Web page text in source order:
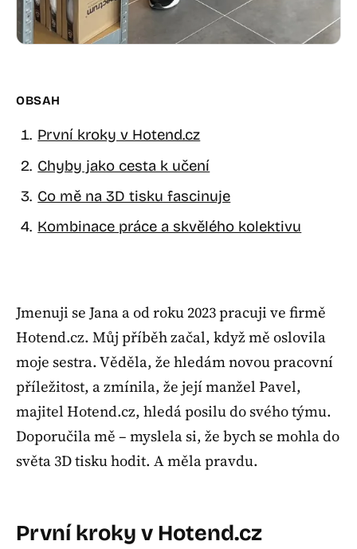
OBSAH
První kroky v Hotend.cz
Chyby jako cesta k učení
Co mě na 3D tisku fascinuje
Kombinace práce a skvělého kolektivu
Jmenuji se Jana a od roku 2023 pracuji ve firmě
Hotend.cz. Můj příběh začal, když mě oslovila
moje sestra. Věděla, že hledám novou pracovní
příležitost, a zmínila, že její manžel Pavel,
majitel Hotend.cz, hledá posilu do svého týmu.
Doporučila mě – myslela si, že bych se mohla do
světa 3D tisku hodit. A měla pravdu.
První kroky v Hotend.cz